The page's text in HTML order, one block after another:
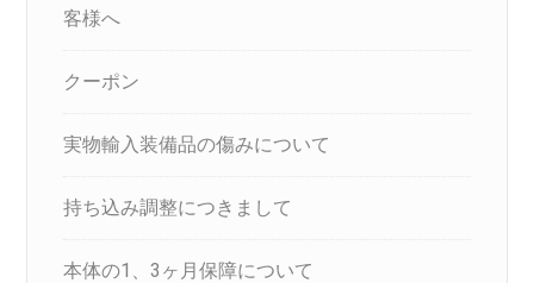
客様へ
クーポン
実物輸入装備品の傷みについて
持ち込み調整につきまして
本体の1、3ヶ月保障について